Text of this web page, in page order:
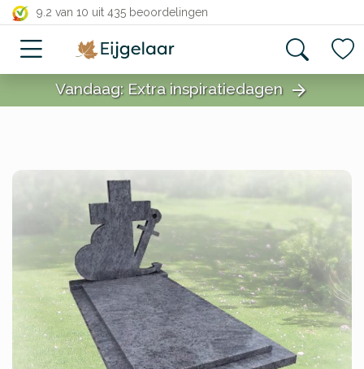
9.2 van 10 uit 435 beoordelingen
close
Vandaag: Extra inspiratiedagen arrow_forward